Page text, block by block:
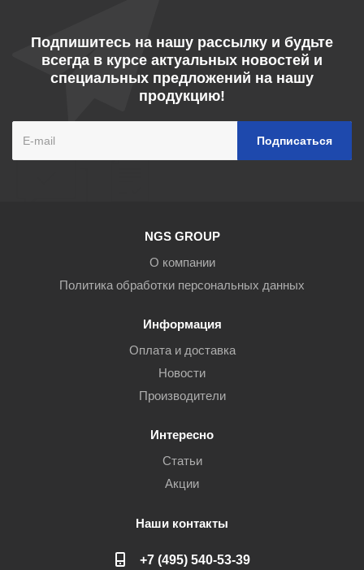
Подпишитесь на нашу рассылку и будьте
всегда в курсе актуальных новостей и
специальных предложений на нашу
продукцию!
NGS GROUP
О компании
Политика обработки персональных данных
Информация
Оплата и доставка
Новости
Производители
Интересно
Статьи
Акции
Наши контакты
+7 (495) 540-53-39